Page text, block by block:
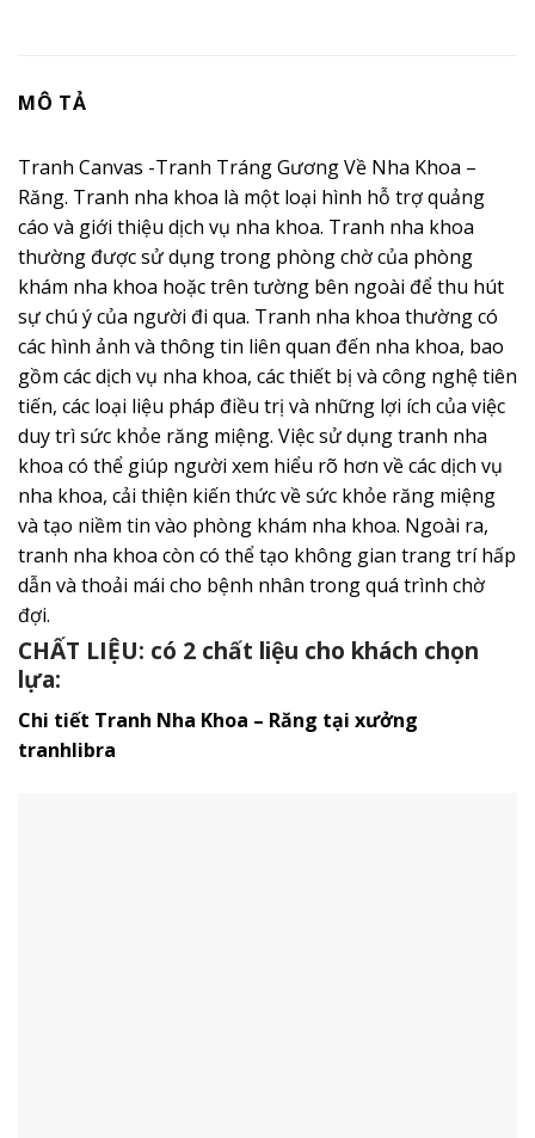
MÔ TẢ
Tranh Canvas -Tranh Tráng Gương Về Nha Khoa –
Răng. Tranh nha khoa là một loại hình hỗ trợ quảng
cáo và giới thiệu dịch vụ nha khoa. Tranh nha khoa
thường được sử dụng trong phòng chờ của phòng
khám nha khoa hoặc trên tường bên ngoài để thu hút
sự chú ý của người đi qua. Tranh nha khoa thường có
các hình ảnh và thông tin liên quan đến nha khoa, bao
gồm các dịch vụ nha khoa, các thiết bị và công nghệ tiên
tiến, các loại liệu pháp điều trị và những lợi ích của việc
duy trì sức khỏe răng miệng. Việc sử dụng tranh nha
khoa có thể giúp người xem hiểu rõ hơn về các dịch vụ
nha khoa, cải thiện kiến thức về sức khỏe răng miệng
và tạo niềm tin vào phòng khám nha khoa. Ngoài ra,
tranh nha khoa còn có thể tạo không gian trang trí hấp
dẫn và thoải mái cho bệnh nhân trong quá trình chờ
đợi.
CHẤT LIỆU: có 2 chất liệu cho khách chọn
lựa:
Chi tiết Tranh Nha Khoa – Răng tại xưởng
tranhlibra